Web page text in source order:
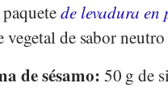
de levadura en
vegetal de sabor
de sésamo: 50 g de